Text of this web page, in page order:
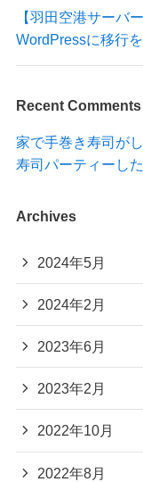
【羽田空港サーバ
WordPressに移行
Recent Comments
家で手巻き寿司が
寿司パーティーし
Archives
2024年5月
2024年2月
2023年6月
2023年2月
2022年10月
2022年8月